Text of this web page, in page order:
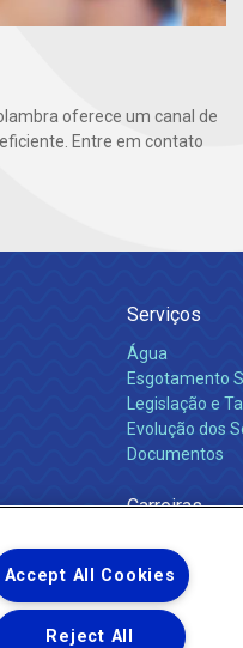
oferece um canal de
Entre em contato
Serviços
Água
Esgotamento
Legislação e
Evolução dos
Documentos
Carreiras
Accept All Cookies
Reject All